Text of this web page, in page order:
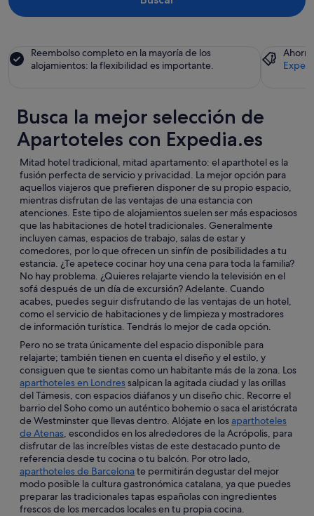
Reembolso completo en la mayoría de los
alojamientos: la flexibilidad es importante.
Busca la mejor selección de
Apartoteles con Expedia.es
Mitad hotel tradicional, mitad apartamento: el aparthotel es la
fusión perfecta de servicio y privacidad. La mejor opción para
aquellos viajeros que prefieren disponer de su propio espacio,
mientras disfrutan de las ventajas de una estancia con
atenciones. Este tipo de alojamientos suelen ser más espaciosos
que las habitaciones de hotel tradicionales. Generalmente
incluyen camas, espacios de trabajo, salas de estar y
comedores, por lo que ofrecen un sinfín de posibilidades a tu
estancia. ¿Te apetece cocinar hoy una cena para toda la familia?
No hay problema. ¿Quieres relajarte viendo la televisión en el
sofá después de un día de excursión? Adelante. Cuando
acabes, puedes seguir disfrutando de las ventajas de un hotel,
como el servicio de habitaciones y de limpieza y mostradores
de información turística. Tendrás lo mejor de cada opción.
Pero no se trata únicamente del espacio disponible para
relajarte; también tienen en cuenta el diseño y el estilo, y
consiguen que te sientas como un habitante más de la zona. Los
aparthoteles en Londressalpican la agitada ciudad y las orillas
del Támesis, con espacios diáfanos y un diseño chic. Recorre el
barrio del Soho como un auténtico bohemio o saca el aristócrata
de Westminster que llevas dentro. Alójate en los aparthoteles
de Atenas, escondidos en los alrededores de la Acrópolis, para
disfrutar de las increíbles vistas de este destacado punto de
referencia desde tu cocina o tu balcón. Por otro lado,
aparthoteles de Barcelonate permitirán degustar del mejor
modo posible la cultura gastronómica catalana, ya que puedes
preparar las tradicionales tapas españolas con ingredientes
frescos de los mercados locales en tu propia cocina.